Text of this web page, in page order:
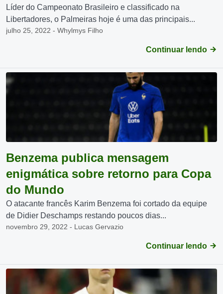
Líder do Campeonato Brasileiro e classificado na
Libertadores, o Palmeiras hoje é uma das principais...
julho 25, 2022 - Whylmys Filho
Continuar lendo
Benzema publica mensagem
enigmática sobre retorno para Copa
do Mundo
O atacante francês Karim Benzema foi cortado da equipe
de Didier Deschamps restando poucos dias...
novembro 29, 2022 - Lucas Gervazio
Continuar lendo